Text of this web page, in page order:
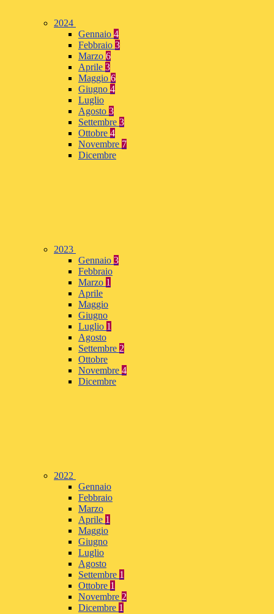
2024
Gennaio 4
Febbraio 3
Marzo 6
Aprile 3
Maggio 6
Giugno 4
Luglio
Agosto 3
Settembre 3
Ottobre 4
Novembre 7
Dicembre
2023
Gennaio 3
Febbraio
Marzo 1
Aprile
Maggio
Giugno
Luglio 1
Agosto
Settembre 2
Ottobre
Novembre 4
Dicembre
2022
Gennaio
Febbraio
Marzo
Aprile 1
Maggio
Giugno
Luglio
Agosto
Settembre 1
Ottobre 1
Novembre 2
Dicembre 1